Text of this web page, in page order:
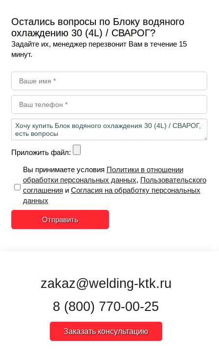
Остались вопросы по Блоку водяного
охлаждению 30 (4L) / СВАРОГ?
Задайте их, менеджер перезвонит Вам в течение 15
минут.
Приложить файл:
Вы принимаете условия Политики в отношении
обработки персональных данных, Пользовательского
соглашения и Согласия на обработку персональных
данных
Отправить
zakaz@welding-ktk.ru
8 (800) 770-00-25
Заказать консультацию